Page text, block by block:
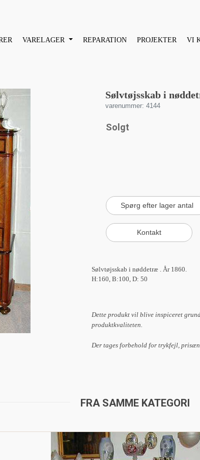
VARELAGER REPARATION PROJEKTER VI
Sølvtøjsskab i
varenummer: 4144
Solgt
Sølvtøjsskab i nøddetræ . År 1860.
H:160, B:100, D: 50
Dette produkt vil blive inspiceret
produktkvaliteten.
Der tages forbehold for trykfejl,
FRA SAMME KATEGORI